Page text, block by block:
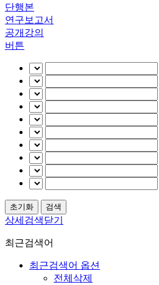
단행본
연구보고서
공개강의
버튼
상세검색닫기
최근검색어
최근검색어 옵션
전체삭제